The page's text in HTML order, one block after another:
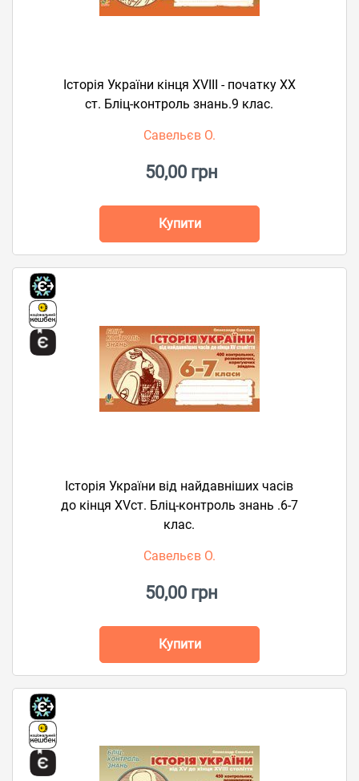
Історія України кінця XVIII - початку XX
ст. Бліц-контроль знань.9 клас.
Савельєв О.
50,00 грн
Купити
Історія України від найдавніших часів
до кінця ХVст. Бліц-контроль знань .6-7
клас.
Савельєв О.
50,00 грн
Купити